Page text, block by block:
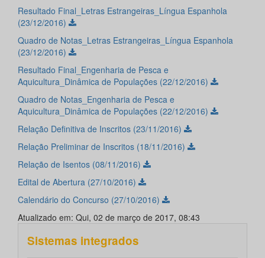
Resultado Final_Letras Estrangeiras_Língua Espanhola
(23/12/2016)
Quadro de Notas_Letras Estrangeiras_Língua Espanhola
(23/12/2016)
Resultado Final_Engenharia de Pesca e
Aquicultura_Dinâmica de Populações (22/12/2016)
Quadro de Notas_Engenharia de Pesca e
Aquicultura_Dinâmica de Populações (22/12/2016)
Relação Definitiva de Inscritos (23/11/2016)
Relação Preliminar de Inscritos (18/11/2016)
Relação de Isentos (08/11/2016)
Edital de Abertura (27/10/2016)
Calendário do Concurso (27/10/2016)
Atualizado em: Qui, 02 de março de 2017, 08:43
Sistemas integrados